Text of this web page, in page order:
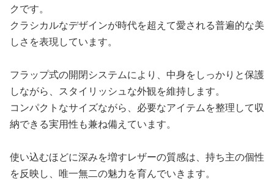
クです。
クラシカルなデザインが時代を超えて愛される普遍的な美
しさを表現しています。
フラップ式の開閉システムにより、中身をしっかりと保護
しながら、スタイリッシュな外観を維持します。
コンパクトなサイズながら、必要なアイテムを整理して収
納できる実用性も兼ね備えています。
使い込むほどに深みを増すレザーの質感は、持ち主の個性
を反映し、唯一無二の魅力を育んでいきます。